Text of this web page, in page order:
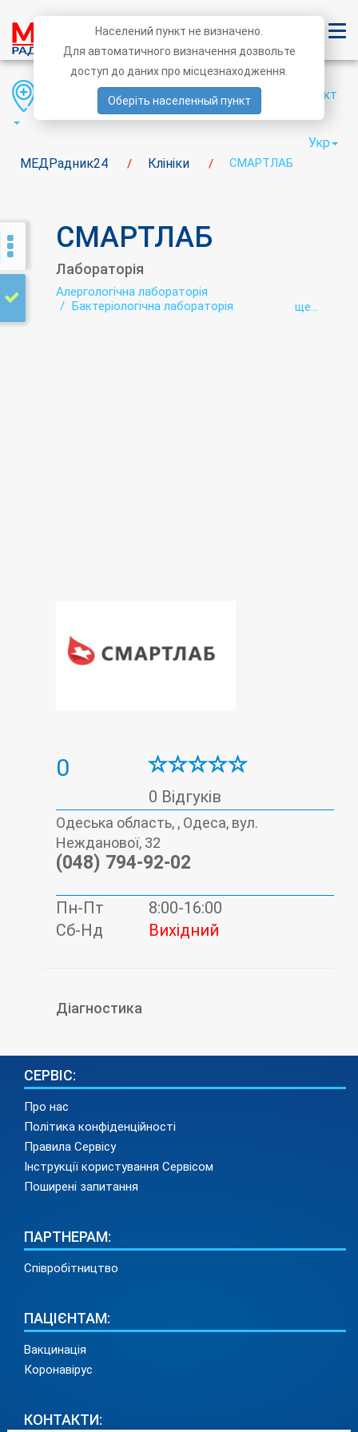
МЕДРадник24 / Клініки / СМАРТЛАБ
Область Район Населений пункт
Укр
СМАРТЛАБ
Лабораторія
Алергологічна лабораторія
Бактеріологічна лабораторія
ще...
0
0 Відгуків
Одеська область, , Одеса, вул.
Нежданової, 32
(048) 794-92-02
Пн-Пт
8:00-16:00
Сб-Нд
Вихідний
Діагностика
СЕРВІС:
Про нас
Політика конфіденційності
Правила Сервісу
Інструкції користування Сервісом
Поширені запитання
ПАРТНЕРАМ:
Співробітництво
ПАЦІЄНТАМ:
Вакцинація
Коронавірус
КОНТАКТИ:
Населений пункт не визначено.
Для автоматичного визначення дозвольте
доступ до даних про місцезнаходження.
Оберіть населенный пункт